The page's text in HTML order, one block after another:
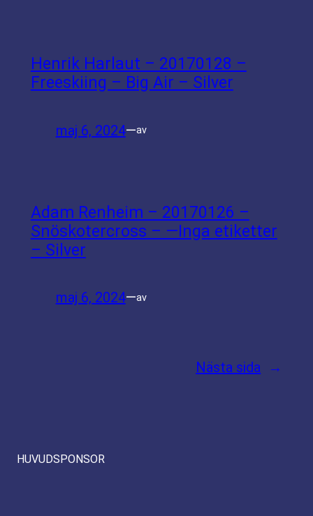
Henrik Harlaut – 20170128 –
Freeskiing – Big Air – Silver
maj 6, 2024—av
Adam Renheim – 20170126 –
Snöskotercross – —Inga etiketter
– Silver
maj 6, 2024—av
Nästa sida →
HUVUDSPONSOR